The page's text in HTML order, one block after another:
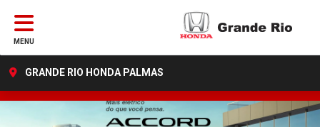
MENU
GRANDE RIO HONDA PALMAS